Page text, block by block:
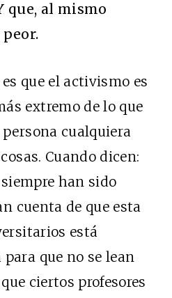
que, al mismo
que el activismo es
extremo de lo que
cualquiera
Cuando dicen:
han sido
cuenta de que esta
está
que no se lean
ciertos profesores